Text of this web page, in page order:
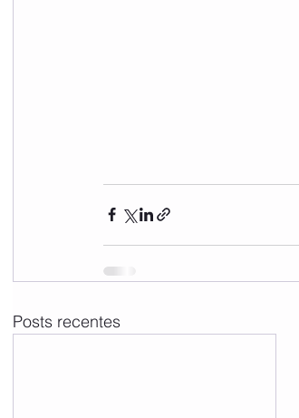
Posts recentes